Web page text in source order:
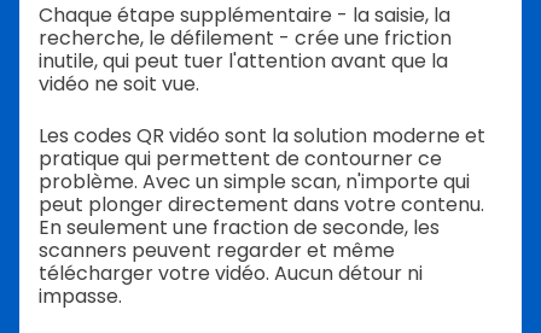
Chaque étape supplémentaire - la saisie, la
recherche, le défilement - crée une friction
inutile, qui peut tuer l'attention avant que la
vidéo ne soit vue.
Les codes QR vidéo sont la solution moderne et
pratique qui permettent de contourner ce
problème. Avec un simple scan, n'importe qui
peut plonger directement dans votre contenu.
En seulement une fraction de seconde, les
scanners peuvent regarder et même
télécharger votre vidéo. Aucun détour ni
impasse.